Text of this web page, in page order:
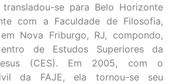
transladou-se para Belo Horizonte
com a Faculdade de Filosofia,
Nova Friburgo, RJ, compondo,
de Estudos Superiores da
(CES). Em 2005, com o
da FAJE, ela tornou-se seu